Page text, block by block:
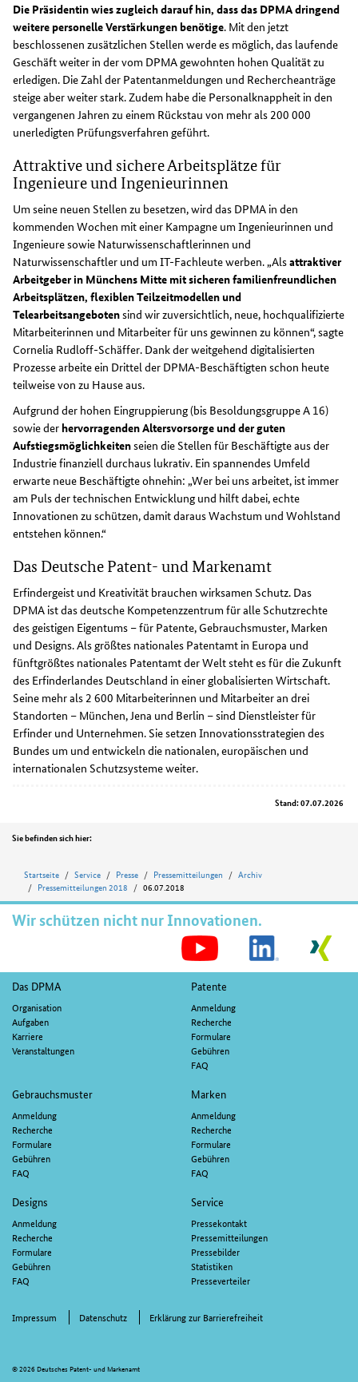
Die Präsidentin wies zugleich darauf hin, dass das DPMA dringend
weitere personelle Verstärkungen benötige. Mit den jetzt
beschlossenen zusätzlichen Stellen werde es möglich, das laufende
Geschäft weiter in der vom DPMA gewohnten hohen Qualität zu
erledigen. Die Zahl der Patentanmeldungen und Rechercheanträge
steige aber weiter stark. Zudem habe die Personalknappheit in den
vergangenen Jahren zu einem Rückstau von mehr als 200 000
unerledigten Prüfungsverfahren geführt.
Attraktive und sichere Arbeitsplätze für
Ingenieure und Ingenieurinnen
Um seine neuen Stellen zu besetzen, wird das DPMA in den
kommenden Wochen mit einer Kampagne um Ingenieurinnen und
Ingenieure sowie Naturwissenschaftlerinnen und
Naturwissenschaftler und um IT-Fachleute werben. „Alsattraktiver
Arbeitgeber in Münchens Mitte mit sicheren familienfreundlichen
Arbeitsplätzen, flexiblen Teilzeitmodellen und
Telearbeitsangebotensind wir zuversichtlich, neue, hochqualifizierte
Mitarbeiterinnen und Mitarbeiter für uns gewinnen zu können“, sagte
Cornelia Rudloff-Schäffer. Dank der weitgehend digitalisierten
Prozesse arbeite ein Drittel der DPMA-Beschäftigten schon heute
teilweise von zu Hause aus.
Aufgrund der hohen Eingruppierung (bis Besoldungsgruppe A 16)
sowie der hervorragenden Altersvorsorge und der guten
Aufstiegsmöglichkeitenseien die Stellen für Beschäftigte aus der
Industrie finanziell durchaus lukrativ. Ein spannendes Umfeld
erwarte neue Beschäftigte ohnehin: „Wer bei uns arbeitet, ist immer
am Puls der technischen Entwicklung und hilft dabei, echte
Innovationen zu schützen, damit daraus Wachstum und Wohlstand
entstehen können.“
Das Deutsche Patent- und Markenamt
Erfindergeist und Kreativität brauchen wirksamen Schutz. Das
DPMA ist das deutsche Kompetenzzentrum für alle Schutzrechte
des geistigen Eigentums – für Patente, Gebrauchsmuster, Marken
und Designs. Als größtes nationales Patentamt in Europa und
fünftgrößtes nationales Patentamt der Welt steht es für die Zukunft
des Erfinderlandes Deutschland in einer globalisierten Wirtschaft.
Seine mehr als 2 600 Mitarbeiterinnen und Mitarbeiter an drei
Standorten – München, Jena und Berlin – sind Dienstleister für
Erfinder und Unternehmen. Sie setzen Innovationsstrategien des
Bundes um und entwickeln die nationalen, europäischen und
internationalen Schutzsysteme weiter.
Stand: 07.07.2026
Position
Sie befinden sich hier:
Startseite Service Presse Pressemitteilungen
Archiv
Pressemitteilungen 2018
06.07.2018
Wir schützen nicht nur Innovationen.
Fußnavigation
Das DPMA
Organisation
Aufgaben
Karriere
Veranstaltungen
Patente
Anmeldung
Recherche
Formulare
Gebühren
FAQ
Gebrauchsmuster
Anmeldung
Recherche
Formulare
Gebühren
FAQ
Marken
Anmeldung
Recherche
Formulare
Gebühren
FAQ
Designs
Anmeldung
Recherche
Formulare
Gebühren
FAQ
Service
Pressekontakt
Pressemitteilungen
Pressebilder
Statistiken
Presseverteiler
Impressum Datenschutz Erklärung zur Barrierefreiheit
© 2026 Deutsches Patent- und Markenamt